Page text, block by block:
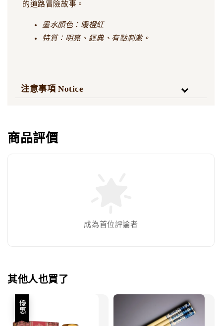
的道路冒險故事。
墨水顏色：暖橙紅
特質：明亮、經典、有點刺激。
注意事項 Notice
商品評價
成為首位評論者
其他人也買了
優惠